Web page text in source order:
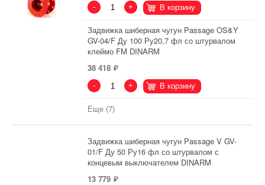
- + В корзину
Задвижка шиберная чугун Passage OS&Y
GV-04/F Ду 100 Ру20,7 фл со штурвалом
клеймо FM DINARM
38 418
- + В корзину
Еще (7)
Задвижка шиберная чугун Passage V GV-
01/F Ду 50 Ру16 фл со штурвалом с
концевым выключателем DINARM
13 779